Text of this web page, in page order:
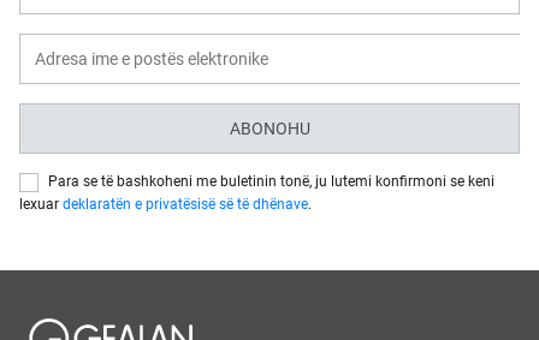
ABONOHU
Para se të bashkoheni me buletinin tonë, ju lutemi konfirmoni se keni
lexuar deklaratën e privatësisë së të dhënave.